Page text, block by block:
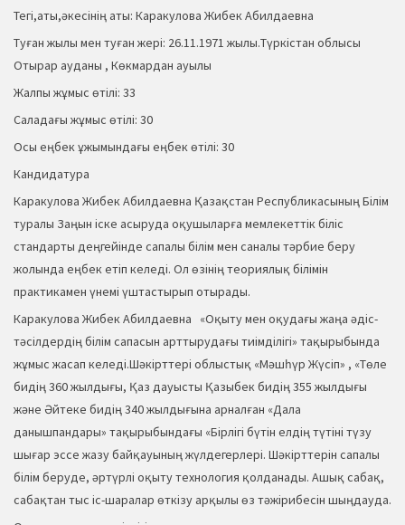
Тегі,аты,әкесінің аты: Каракулова Жибек Абилдаевна
Туған жылы мен туған жері: 26.11.1971 жылы.Түркістан облысы
Отырар ауданы , Көкмардан ауылы
Жалпы жұмыс өтілі: 33
Саладағы жұмыс өтілі: 30
Осы еңбек ұжымындағы еңбек өтілі: 30
Кандидатура
Каракулова Жибек Абилдаевна Қазақстан Республикасының Білім
туралы Заңын іске асыруда оқушыларға мемлекеттік біліс
стандарты деңгейінде сапалы білім мен саналы тәрбие беру
жолында еңбек етіп келеді. Ол өзінің теориялық білімін
практикамен үнемі үштастырып отырады.
Каракулова Жибек Абилдаевна «Оқыту мен оқудағы жаңа әдіс-
тәсілдердің білім сапасын арттырудағы тиімділігі» тақырыбында
жұмыс жасап келеді.Шәкірттері облыстық «Мәшһүр Жүсіп» , «Төле
бидің 360 жылдығы, Қаз дауысты Қазыбек бидің 355 жылдығы
және Әйтеке бидің 340 жылдығына арналған «Дала
данышпандары» тақырыбындағы «Бірлігі бүтін елдің түтіні түзу
шығар эссе жазу байқауының жүлдегерлері. Шәкірттерін сапалы
білім беруде, әртүрлі оқыту технология қолданады. Ашық сабақ,
сабақтан тыс іс-шаралар өткізу арқылы өз тәжірибесін шыңдауда.